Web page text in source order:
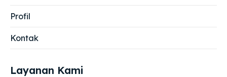
Profil
Kontak
Layanan Kami